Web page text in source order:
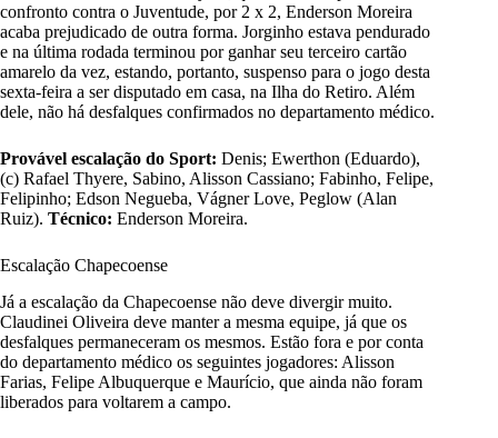
confronto contra o Juventude, por 2 x 2, Enderson Moreira
acaba prejudicado de outra forma. Jorginho estava pendurado
e na última rodada terminou por ganhar seu terceiro cartão
amarelo da vez, estando, portanto, suspenso para o jogo desta
sexta-feira a ser disputado em casa, na Ilha do Retiro. Além
dele, não há desfalques confirmados no departamento médico.
Provável escalação do Sport: Denis; Ewerthon (Eduardo),
(c) Rafael Thyere, Sabino, Alisson Cassiano; Fabinho, Felipe,
Felipinho; Edson Negueba, Vágner Love, Peglow (Alan
Ruiz). Técnico: Enderson Moreira.
Escalação Chapecoense
Já a escalação da Chapecoense não deve divergir muito.
Claudinei Oliveira deve manter a mesma equipe, já que os
desfalques permaneceram os mesmos. Estão fora e por conta
do departamento médico os seguintes jogadores: Alisson
Farias, Felipe Albuquerque e Maurício, que ainda não foram
liberados para voltarem a campo.